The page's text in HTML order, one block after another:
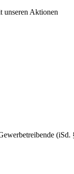
unseren Aktionen
(iSd.